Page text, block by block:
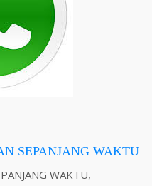
SEPANJANG WAKTU
WAKTU,